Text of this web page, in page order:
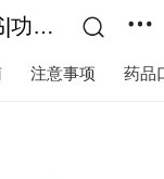
清咽滴丸-适应症|说明书|功效作用-复禾医药
注意事项 药品